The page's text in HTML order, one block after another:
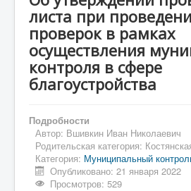
Муниципальный контроль
Об утверждении проверочного
плановых проверок в рамках
муниципального контроля в сфере
листа при
проверок в рамках
осуществления
контроля в сфере
благоустройства
Подробности
Автор: Вшивкин Иван Николаевич
Родительская категория:
Категория: Муниципальный
Опубликовано: 21 января 2022
Просмотров: 529